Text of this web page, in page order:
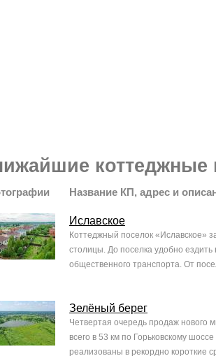
коттеджные
Название КП, адрес и
Иславское
Коттеджный поселок «Иславское»
столицы. До поселка удобно
общественного транспорта. От
Зелёный берег
Четвертая очередь продаж нового
всего в 53 км по Горьковскому
реализованы в рекордно короткие